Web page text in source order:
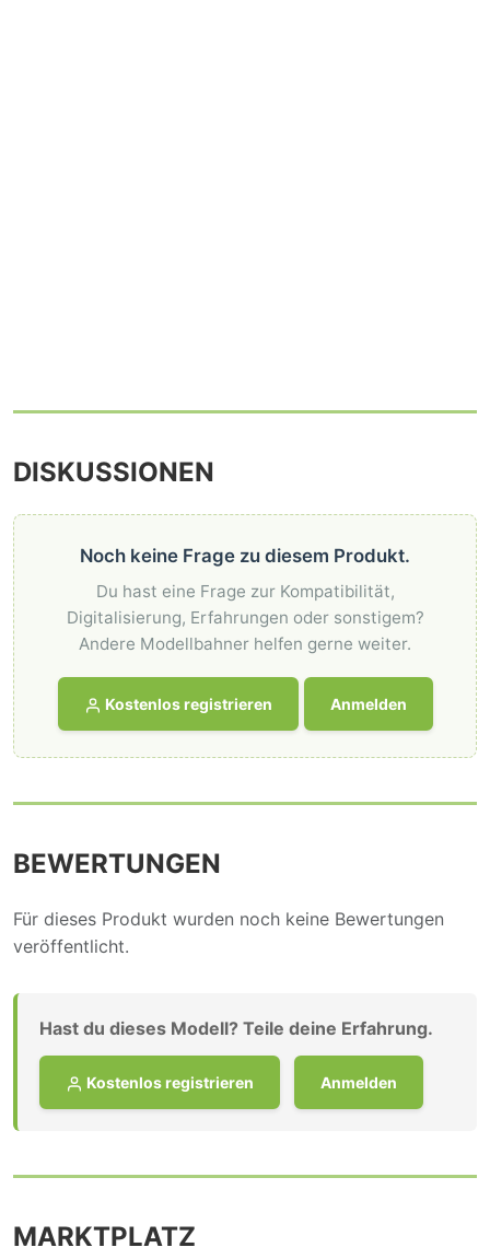
DISKUSSIONEN
Noch keine Frage zu diesem Produkt.
Du hast eine Frage zur Kompatibilität,
Digitalisierung, Erfahrungen oder sonstigem?
Andere Modellbahner helfen gerne weiter.
Kostenlos registrieren Anmelden
BEWERTUNGEN
Für dieses Produkt wurden noch keine Bewertungen
veröffentlicht.
Hast du dieses Modell? Teile deine Erfahrung.
Kostenlos registrieren Anmelden
MARKTPLATZ